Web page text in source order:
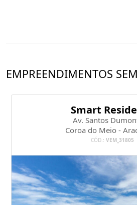
EMPREENDIMENTOS
Smart
Av. Santos
Coroa do Meio -
CÓD.: VEM_31805